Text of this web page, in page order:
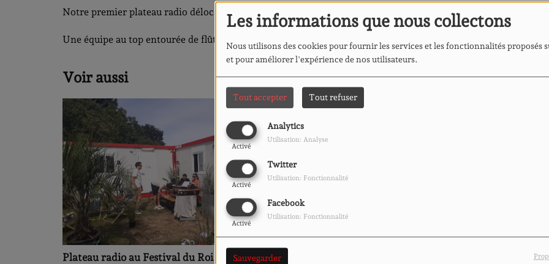
Les informations que nous collectons
Nous utilisons des cookies pour fournir les services et les fonctionnalités proposés
et pour améliorer l'expérience de nos utilisateurs.
Tout accepter Tout refuser
Analytics
Activé
Utilisation: Analyse
Twitter
Activé
Utilisation: Fonctionnalité
Facebook
Activé
Utilisation: Fonctionnalité
Sauvegarder
Notre premier plateau radio délocalisé de la saison au conservatoire du Blosne pour son inauguration.
Une équipe au top entourée de flûte et de violoncelles!
Voir aussi
Plateau radio au Festival du Roi Arthur ♬